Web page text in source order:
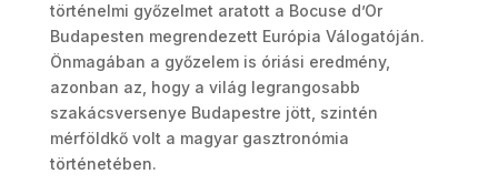
történelmi győzelmet aratott a Bocuse d’Or
Budapesten megrendezett Európia Válogatóján.
Önmagában a győzelem is óriási eredmény,
azonban az, hogy a világ legrangosabb
szakácsversenye Budapestre jött, szintén
mérföldkő volt a magyar gasztronómia
történetében.